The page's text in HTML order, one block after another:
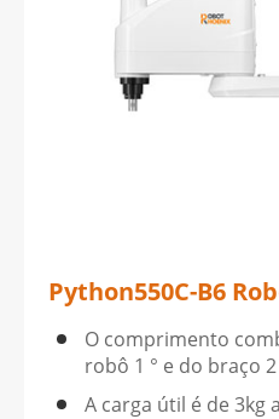
Python550C-B6
O comprimento
robô 1 ° e do braço
A carga útil é de 3kg